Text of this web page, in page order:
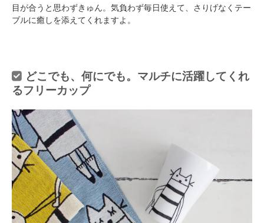
目が合うと思わずきゅん。気負わず毎日使えて、さりげなくテー
ブルに癒しを添えてくれますよ。
どこでも、何にでも。マルチに活躍してくれ
るフリーカップ